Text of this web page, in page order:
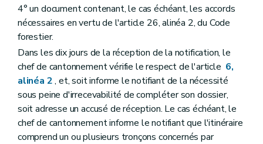
4° un document contenant, le cas échéant, les accords
nécessaires en vertu de l'article 26, alinéa 2, du Code
forestier.
Dans les dix jours de la réception de la notification, le
chef de cantonnement vérifie le respect de l'article 6,
alinéa 2, et, soit informe le notifiant de la nécessité
sous peine d'irrecevabilité de compléter son dossier,
soit adresse un accusé de réception. Le cas échéant, le
chef de cantonnement informe le notifiant que l'itinéraire
comprend un ou plusieurs tronçons concernés par